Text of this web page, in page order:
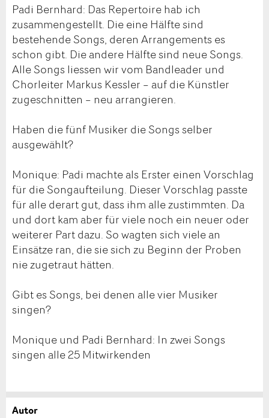
Padi Bernhard: Das Repertoire hab ich
zusammengestellt. Die eine Hälfte sind
bestehende Songs, deren Arrangements es
schon gibt. Die andere Hälfte sind neue Songs.
Alle Songs liessen wir vom Bandleader und
Chorleiter Markus Kessler – auf die Künstler
zugeschnitten – neu arrangieren.
Haben die fünf Musiker die Songs selber
ausgewählt?
Monique: Padi machte als Erster einen Vorschlag
für die Songaufteilung. Dieser Vorschlag passte
für alle derart gut, dass ihm alle zustimmten. Da
und dort kam aber für viele noch ein neuer oder
weiterer Part dazu. So wagten sich viele an
Einsätze ran, die sie sich zu Beginn der Proben
nie zugetraut hätten.
Gibt es Songs, bei denen alle vier Musiker
singen?
Monique und Padi Bernhard: In zwei Songs
singen alle 25 Mitwirkenden
Autor